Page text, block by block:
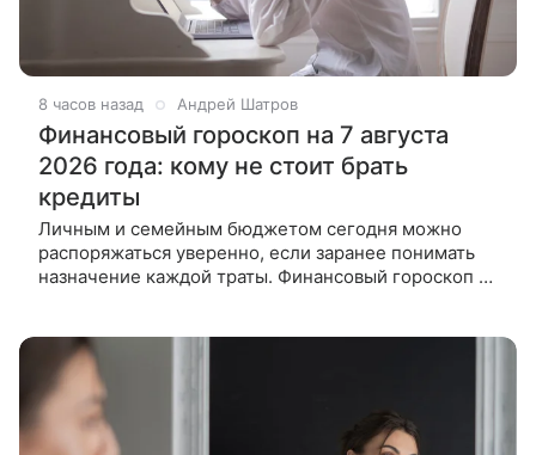
8 часов назад Андрей Шатров
Финансовый гороскоп на 7 августа
2026 года: кому не стоит брать
кредиты
Личным и семейным бюджетом сегодня можно
распоряжаться уверенно, если заранее понимать
назначение каждой траты. Финансовый гороскоп на